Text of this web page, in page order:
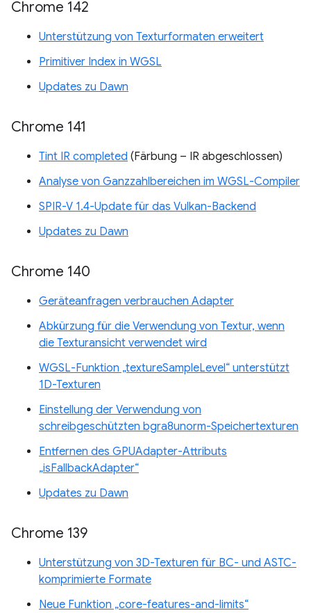
Chrome 142
Unterstützung von Texturformaten erweitert
Primitiver Index in WGSL
Updates zu Dawn
Chrome 141
Tint IR completed (Färbung – IR abgeschlossen)
Analyse von Ganzzahlbereichen im WGSL-Compiler
SPIR-V 1.4-Update für das Vulkan-Backend
Updates zu Dawn
Chrome 140
Geräteanfragen verbrauchen Adapter
Abkürzung für die Verwendung von Textur, wenn
die Texturansicht verwendet wird
WGSL-Funktion „textureSampleLevel“ unterstützt
1D-Texturen
Einstellung der Verwendung von
schreibgeschützten bgra8unorm-Speichertexturen
Entfernen des GPUAdapter-Attributs
„isFallbackAdapter“
Updates zu Dawn
Chrome 139
Unterstützung von 3D-Texturen für BC- und ASTC-
komprimierte Formate
Neue Funktion „core-features-and-limits“